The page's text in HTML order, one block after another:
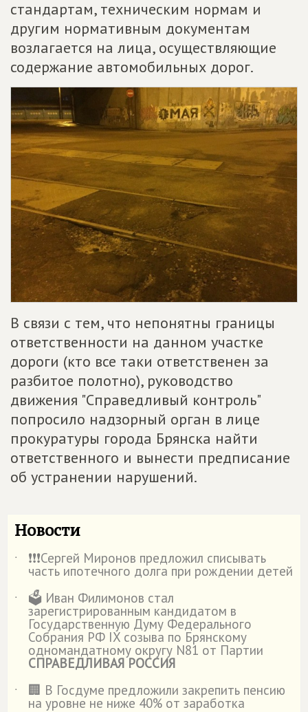
стандартам, техническим нормам и
другим нормативным документам
возлагается на лица, осуществляющие
содержание автомобильных дорог.
В связи с тем, что непонятны границы
ответственности на данном участке
дороги (кто все таки ответственен за
разбитое полотно), руководство
движения "Справедливый контроль"
попросило надзорный орган в лице
прокуратуры города Брянска найти
ответственного и вынести предписание
об устранении нарушений.
Новости
˙ ❗️❗️❗️Сергей Миронов предложил списывать
часть ипотечного долга при рождении детей
˙
🗳️ Иван Филимонов стал
зарегистрированным кандидатом в
Государственную Думу Федерального
Собрания РФ IX созыва по Брянскому
одномандатному округу N81 от Партии
СПРАВЕДЛИВАЯ РОССИЯ
˙
🏢 В Госдуме предложили закрепить пенсию
на уровне не ниже 40% от заработка